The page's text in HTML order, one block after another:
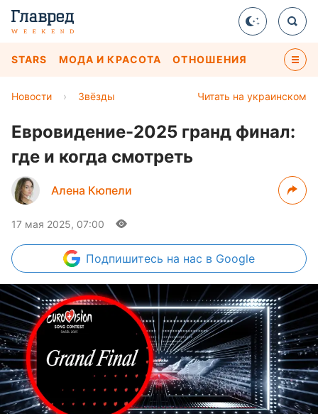
STARS МОДА И КРАСОТА ОТНОШЕНИЯ
Читать на украинском
Новости › Звёзды
Евровидение-2025 гранд финал:
где и когда смотреть
Алена Кюпели
17 мая 2025, 07:00
Подпишитесь на нас в Google